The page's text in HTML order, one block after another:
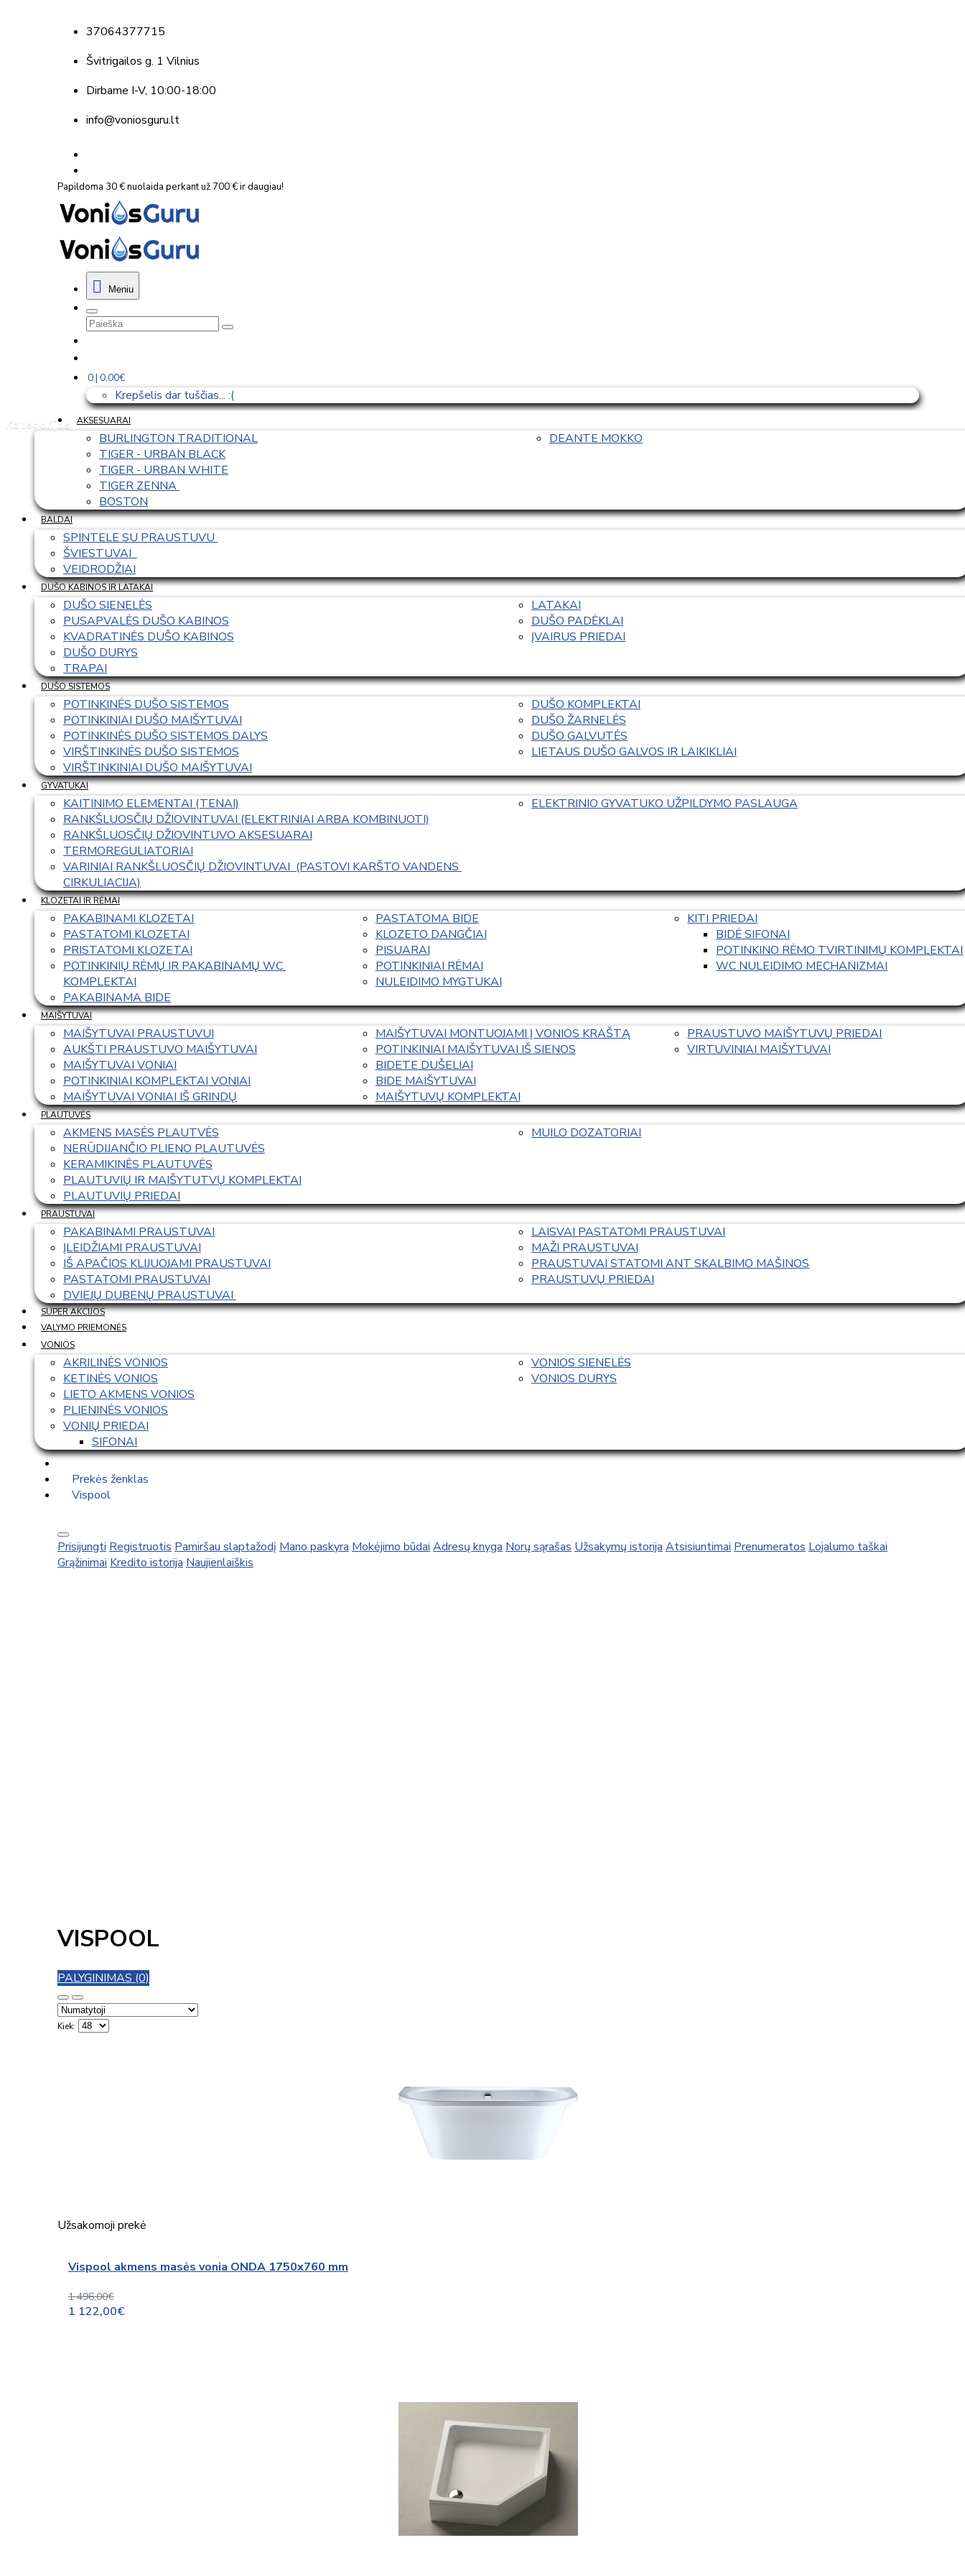
37064377715
Švitrigailos g. 1 Vilnius
Dirbame I-V, 10:00-18:00
info@voniosguru.lt
Papildoma 30 € nuolaida perkant už 700 € ir daugiau!
Meniu
0 | 0,00€
Krepšelis dar tuščias... :(
Kategorijos
AKSESUARAI
BURLINGTON TRADITIONAL
TIGER - URBAN BLACK
TIGER - URBAN WHITE
TIGER ZENNA
BOSTON
DEANTE MOKKO
BALDAI
SPINTELE SU PRAUSTUVU
ŠVIESTUVAI
VEIDRODŽIAI
DUŠO KABINOS IR LATAKAI
DUŠO SIENELĖS
PUSAPVALĖS DUŠO KABINOS
KVADRATINĖS DUŠO KABINOS
DUŠO DURYS
TRAPAI
LATAKAI
DUŠO PADĖKLAI
ĮVAIRUS PRIEDAI
DUŠO SISTEMOS
POTINKINĖS DUŠO SISTEMOS
POTINKINIAI DUŠO MAIŠYTUVAI
POTINKINĖS DUŠO SISTEMOS DALYS
VIRŠTINKINĖS DUŠO SISTEMOS
VIRŠTINKINIAI DUŠO MAIŠYTUVAI
DUŠO KOMPLEKTAI
DUŠO ŽARNELĖS
DUŠO GALVUTĖS
LIETAUS DUŠO GALVOS IR LAIKIKLIAI
GYVATUKAI
KAITINIMO ELEMENTAI (TENAI)
RANKŠLUOSČIŲ DŽIOVINTUVAI (ELEKTRINIAI ARBA KOMBINUOTI)
RANKŠLUOSČIŲ DŽIOVINTUVO AKSESUARAI
TERMOREGULIATORIAI
VARINIAI RANKŠLUOSČIŲ DŽIOVINTUVAI  (PASTOVI KARŠTO VANDENS
CIRKULIACIJA)
ELEKTRINIO GYVATUKO UŽPILDYMO PASLAUGA
KLOZETAI IR RĖMAI
PAKABINAMI KLOZETAI
PASTATOMI KLOZETAI
PRISTATOMI KLOZETAI
POTINKINIŲ RĖMŲ IR PAKABINAMŲ WC
KOMPLEKTAI
PAKABINAMA BIDE
PASTATOMA BIDE
KLOZETO DANGČIAI
PISUARAI
POTINKINIAI RĖMAI
NULEIDIMO MYGTUKAI
KITI PRIEDAI
BIDĖ SIFONAI
POTINKINO RĖMO TVIRTINIMŲ KOMPLEKTAI
WC NULEIDIMO MECHANIZMAI
MAIŠYTUVAI
MAIŠYTUVAI PRAUSTUVUI
AUKŠTI PRAUSTUVO MAIŠYTUVAI
MAIŠYTUVAI VONIAI
POTINKINIAI KOMPLEKTAI VONIAI
MAIŠYTUVAI VONIAI IŠ GRINDŲ
MAIŠYTUVAI MONTUOJAMI Į VONIOS KRAŠTĄ
POTINKINIAI MAIŠYTUVAI IŠ SIENOS
BIDETE DUŠELIAI
BIDE MAIŠYTUVAI
MAIŠYTUVŲ KOMPLEKTAI
PRAUSTUVO MAIŠYTUVŲ PRIEDAI
VIRTUVINIAI MAIŠYTUVAI
PLAUTUVĖS
AKMENS MASĖS PLAUTVĖS
NERŪDIJANČIO PLIENO PLAUTUVĖS
KERAMIKINĖS PLAUTUVĖS
PLAUTUVIŲ IR MAIŠYTUTVŲ KOMPLEKTAI
PLAUTUVIŲ PRIEDAI
MUILO DOZATORIAI
PRAUSTUVAI
PAKABINAMI PRAUSTUVAI
ĮLEIDŽIAMI PRAUSTUVAI
IŠ APAČIOS KLIJUOJAMI PRAUSTUVAI
PASTATOMI PRAUSTUVAI
DVIEJŲ DUBENŲ PRAUSTUVAI
LAISVAI PASTATOMI PRAUSTUVAI
MAŽI PRAUSTUVAI
PRAUSTUVAI STATOMI ANT SKALBIMO MAŠINOS
PRAUSTUVŲ PRIEDAI
SUPER AKCIJOS
VALYMO PRIEMONĖS
VONIOS
AKRILINĖS VONIOS
KETINĖS VONIOS
LIETO AKMENS VONIOS
PLIENINĖS VONIOS
VONIŲ PRIEDAI
SIFONAI
VONIOS SIENELĖS
VONIOS DURYS
Prekės ženklas
Vispool
Prisijungti Registruotis Pamiršau slaptažodį Mano paskyra Mokėjimo būdai Adresų knyga Norų sąrašas Užsakymų istorija Atsisiuntimai Prenumeratos Lojalumo taškai
Grąžinimai Kredito istorija Naujienlaiškis
VISPOOL
PALYGINIMAS (0)
Kiek:
Užsakomoji prekė
Vispool akmens masės vonia ONDA 1750x760 mm
1 496,00€
1 122,00€